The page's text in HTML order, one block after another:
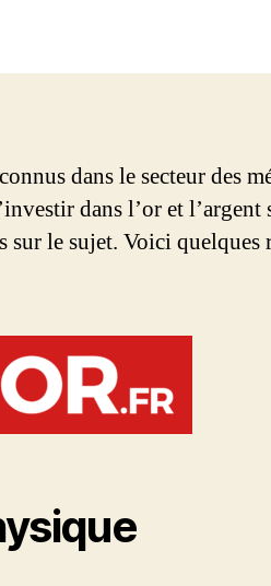
dans le secteur des
dans l’or et l’argent
sur le sujet. Voici quelques